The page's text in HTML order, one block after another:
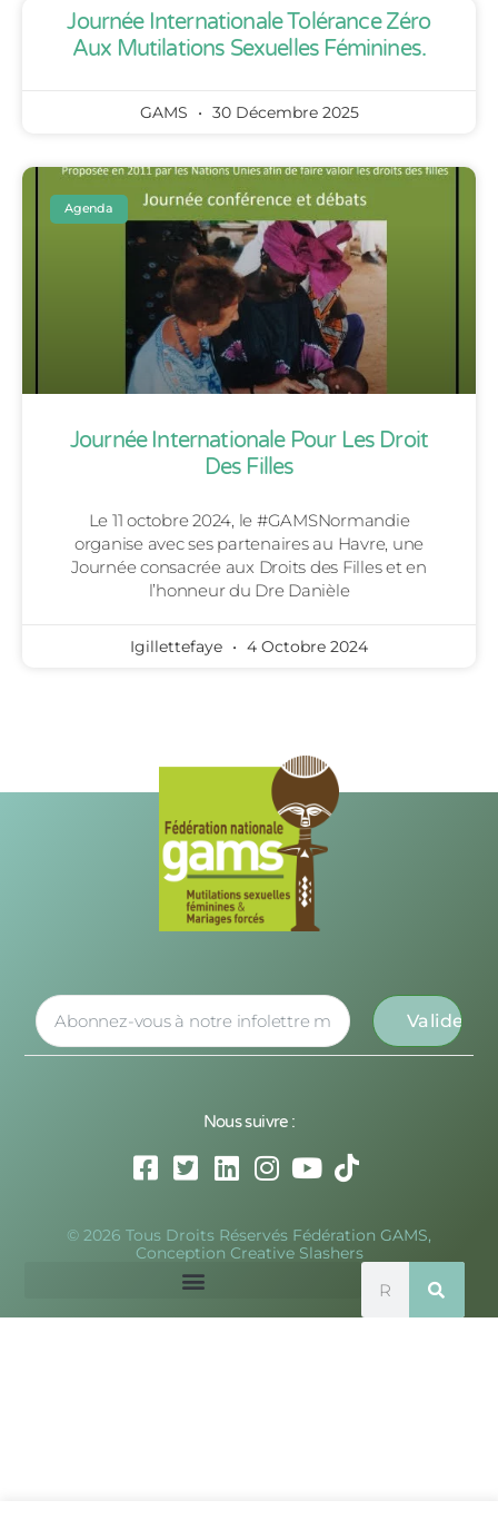
Journée Internationale Tolérance Zéro
Aux Mutilations Sexuelles Féminines.
GAMS 30 Décembre 2025
Agenda
Journée Internationale Pour Les Droit
Des Filles
Le 11 octobre 2024, le #GAMSNormandie
organise avec ses partenaires au Havre, une
Journée consacrée aux Droits des Filles et en
l’honneur du Dre Danièle
Igillettefaye 4 Octobre 2024
Nous suivre :
© 2026 Tous Droits Réservés Fédération GAMS,
Conception Creative Slashers